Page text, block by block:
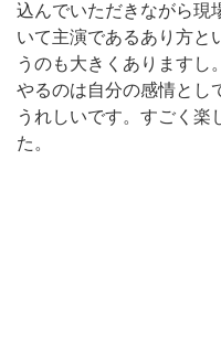
込んでいただきながら現
いて主演であるあり方と
うのも大きくありますし
やるのは自分の感情とし
うれしいです。すごく楽
た。